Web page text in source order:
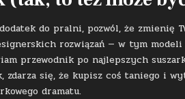
do pralni, pozwól, że zmienię
rozwiązań — w tym
przewodnik po najlepszych
się, że kupisz coś taniego i
dramatu.